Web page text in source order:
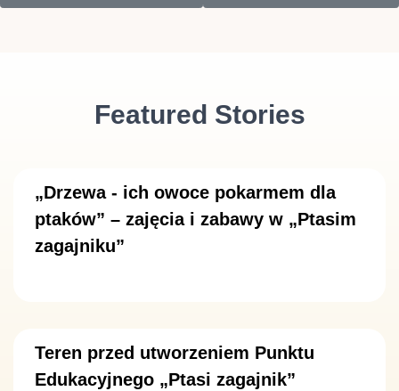
Featured Stories
„Drzewa - ich owoce pokarmem dla
ptaków” – zajęcia i zabawy w „Ptasim
zagajniku”
Teren przed utworzeniem Punktu
Edukacyjnego „Ptasi zagajnik”